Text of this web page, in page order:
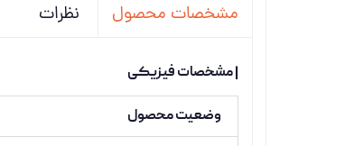
مشخصات محصول نظرات
| مشخصات فیزیکی
وضعیت محصول